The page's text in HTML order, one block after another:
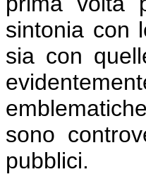
sintonia con
sia con
sono
pubblici.